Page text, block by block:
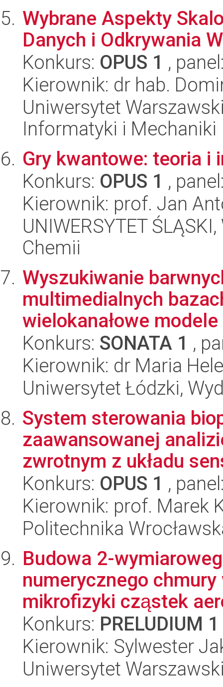
Wybrane Aspekty
Danych i Odkrywania
Konkurs: OPUS 1 ,
Kierownik: dr hab.
Uniwersytet
Informatyki i Mechaniki
Gry kwantowe: teoria i
Konkurs: OPUS 1 ,
Kierownik: prof. Jan
UNIWERSYTET
Chemii
Wyszukiwanie
multimedialnych
wielokanałowe
Konkurs: SONATA 1 ,
Kierownik: dr Maria
Uniwersytet Łódzki,
System sterowania
zaawansowanej
zwrotnym z układu
Konkurs: OPUS 1 ,
Kierownik: prof. Marek
Politechnika
Budowa 2-
numerycznego
mikrofizyki cząstek
Konkurs: PRELUDIUM 1
Kierownik: Sylwester
Uniwersytet